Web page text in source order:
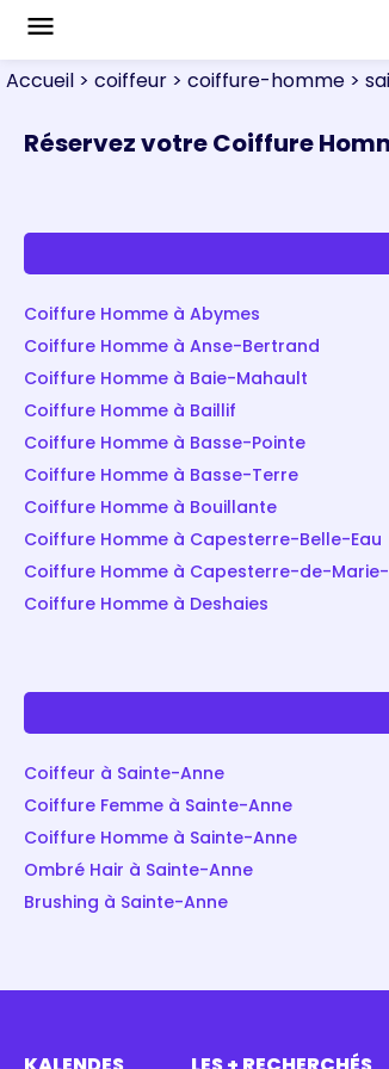
menu
Accueil > coiffeur > coiffure-homme >
Réservez votre Coiffure
Coiffure Homme à Abymes
Coiffure Homme à Anse-Bertrand
Coiffure Homme à Baie-Mahault
Coiffure Homme à Baillif
Coiffure Homme à Basse-Pointe
Coiffure Homme à Basse-Terre
Coiffure Homme à Bouillante
Coiffure Homme à Capesterre-Belle-Eau
Coiffure Homme à Capesterre-de-
Coiffure Homme à Deshaies
Coiffeur à Sainte-Anne
Coiffure Femme à Sainte-Anne
Coiffure Homme à Sainte-Anne
Ombré Hair à Sainte-Anne
Brushing à Sainte-Anne